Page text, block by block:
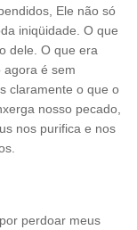
Ele não só
iniqüidade. O que
dele. O que era
agora é sem
claramente o que o
nosso pecado,
nos purifica e nos
perdoar meus